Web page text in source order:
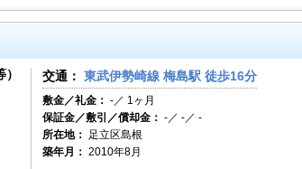
交通： 東武伊勢崎線 梅島駅 徒歩16分
敷金／礼金： -／ 1ヶ月
保証金／敷引／償却金： -／ -／ -
所在地： 足立区島根
築年月： 2010年8月